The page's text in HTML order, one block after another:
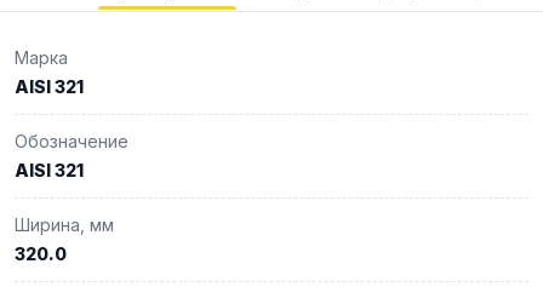
Марка
AISI 321
Обозначение
AISI 321
Ширина, мм
320.0